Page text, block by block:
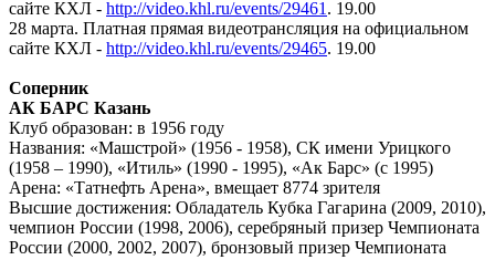
сайте КХЛ - http://video.khl.ru/events/29461 . 19.00
28 марта. Платная прямая видеотрансляция на официальном
сайте КХЛ - http://video.khl.ru/events/29465. 19.00
Соперник
АК БАРС Казань
Клуб образован: в 1956 году
Названия: «Машстрой» (1956 - 1958), СК имени Урицкого
(1958 – 1990), «Итиль» (1990 - 1995), «Ак Барс» (с 1995)
Арена: «Татнефть Арена», вмещает 8774 зрителя
Высшие достижения: Обладатель Кубка Гагарина (2009, 2010),
чемпион России (1998, 2006), серебряный призер Чемпионата
России (2000, 2002, 2007), бронзовый призер Чемпионата